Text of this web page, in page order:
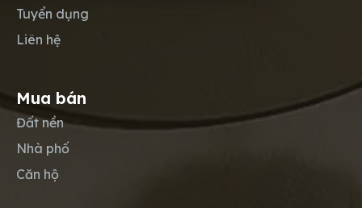
Tuyển dụng
Liên hệ
Mua bán
Đất nền
Nhà phố
Căn hộ